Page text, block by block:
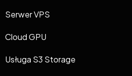
Serwer VPS
Cloud GPU
Usługa S3 Storage